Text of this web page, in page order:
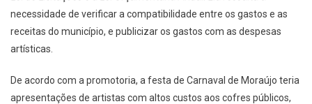
necessidade de verificar a compatibilidade entre os gastos e as
receitas do município, e publicizar os gastos com as despesas
artísticas.
De acordo com a promotoria, a festa de Carnaval de Moraújo teria
apresentações de artistas com altos custos aos cofres públicos,